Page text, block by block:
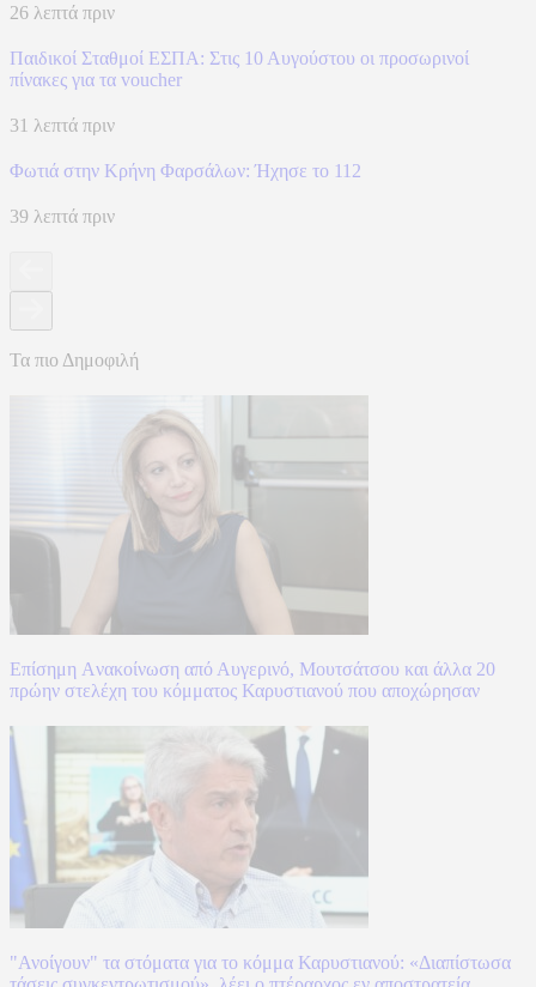
26 λεπτά πριν
Παιδικοί Σταθμοί ΕΣΠΑ: Στις 10 Αυγούστου οι προσωρινοί
πίνακες για τα voucher
31 λεπτά πριν
Φωτιά στην Κρήνη Φαρσάλων: Ήχησε το 112
39 λεπτά πριν
Τα πιο Δημοφιλή
Επίσημη Aνακοίνωση από Αυγερινό, Μουτσάτσου και άλλα 20
πρώην στελέχη του κόμματος Καρυστιανού που αποχώρησαν
"Ανοίγουν" τα στόματα για το κόμμα Καρυστιανού: «Διαπίστωσα